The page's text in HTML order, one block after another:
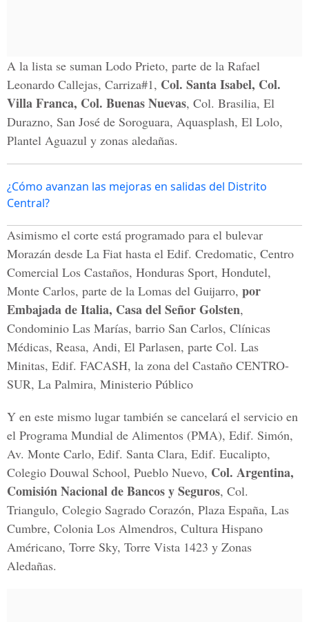
A la lista se suman Lodo Prieto, parte de la Rafael
Leonardo Callejas, Carriza#1, Col. Santa Isabel, Col.
Villa Franca, Col. Buenas Nuevas, Col. Brasilia, El
Durazno, San José de Soroguara, Aquasplash, El Lolo,
Plantel Aguazul y zonas aledañas.
¿Cómo avanzan las mejoras en salidas del Distrito
Central?
Asimismo el corte está programado para el bulevar
Morazán desde La Fiat hasta el Edif. Credomatic, Centro
Comercial Los Castaños, Honduras Sport, Hondutel,
Monte Carlos, parte de la Lomas del Guijarro, por
Embajada de Italia, Casa del Señor Golsten,
Condominio Las Marías, barrio San Carlos, Clínicas
Médicas, Reasa, Andi, El Parlasen, parte Col. Las
Minitas, Edif. FACASH, la zona del Castaño CENTRO-
SUR, La Palmira, Ministerio Público
Y en este mismo lugar también se cancelará el servicio en
el Programa Mundial de Alimentos (PMA), Edif. Simón,
Av. Monte Carlo, Edif. Santa Clara, Edif. Eucalipto,
Colegio Douwal School, Pueblo Nuevo, Col. Argentina,
Comisión Nacional de Bancos y Seguros, Col.
Triangulo, Colegio Sagrado Corazón, Plaza España, Las
Cumbre, Colonia Los Almendros, Cultura Hispano
Américano, Torre Sky, Torre Vista 1423 y Zonas
Aledañas.